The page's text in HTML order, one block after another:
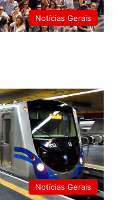
Notícias Gerais
Notícias Gerais